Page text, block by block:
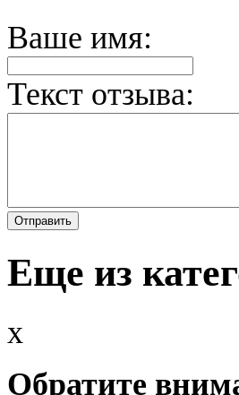
Ваше имя:
Текст отзыва:
Еще из
x
Обратите